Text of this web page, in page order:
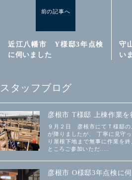
前の記事へ
近江八幡市 Y様邸3年点検
に伺いました
守
い
スタッフブログ
彦根市 T様邸 上棟作業を
９月２日 彦根市にてＴ様邸
が降りましたが、 丁寧に見守
り屋根下地まで無事に作業を
ところご参加いただ.....
彦根市 O様邸3年点検に伺